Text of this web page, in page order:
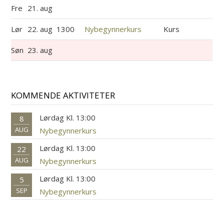
Fre 21. aug
Lør 22. aug 1300 Nybegynnerkurs Kurs
Søn 23. aug
KOMMENDE AKTIVITETER
8
AUG
Lørdag Kl. 13:00
Nybegynnerkurs
22
AUG
Lørdag Kl. 13:00
Nybegynnerkurs
5
SEP
Lørdag Kl. 13:00
Nybegynnerkurs